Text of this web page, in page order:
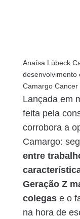
Anaísa Lübeck
desenvolvimento
Camargo Cancer
Lançada em
feita pela
corrobora a
Camargo:
entre
Geração Z
colegase o
na hora de